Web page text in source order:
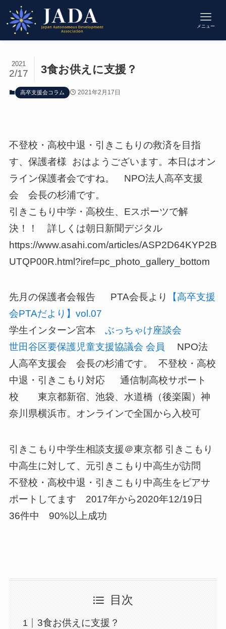
メニュー
3食お供えに支援？
2021
2/17
高卒支援会コラム 2021年2月17日
不登校・高校中退・引きこもりの救済を目指
す、保護者様 おはようございます。本日はオン
ライン保護者会ですね。 NPO法人高卒支援
会 会長の杉浦です。
引きこもり中学・高校生、Eスポーツで解
決！！ 詳しくは朝日新聞デジタル
https://www.asahi.com/articles/ASP2D64KYP2B
UTQP00R.html?iref=pc_photo_gallery_bottom
先月の保護者会報告 PTA会長より
【高卒支援
会PTAだより】vol.07
学生インターン宮本 ぶっちゃけ座談会
世田谷区要保護児童支援協議会 会員
NPO法
人高卒支援会 会長の杉浦です。 不登校・高校
中退・引きこもり対応 通信制高校サポート
校 東京都新宿、池袋、水道橋（後楽園）神
奈川県横浜市。オンラインで全国から入校可
引きこもり中学生相談支援＠東京都 引きこもり
中高生に対して、元引きこもり中高生が訪問
不登校・高校中退・引きこもり中高生をピアサ
ポートしてます 2017年から2020年12/19日
36件中 90%以上成功
目次
3食お供えに支援？